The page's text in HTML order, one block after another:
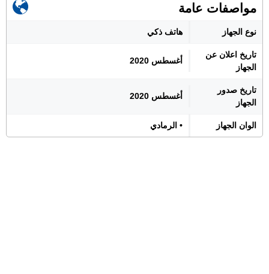
مواصفات عامة
نوع الجهاز هاتف ذكي
تاريخ اعلان عن
الجهاز
أغسطس 2020
تاريخ صدور
الجهاز
أغسطس 2020
الوان الجهاز • الرمادي